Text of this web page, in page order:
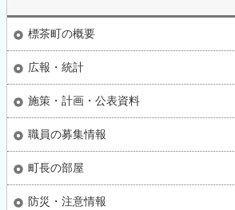
標茶町の概要
広報・統計
施策・計画・公表資料
職員の募集情報
町長の部屋
防災・注意情報